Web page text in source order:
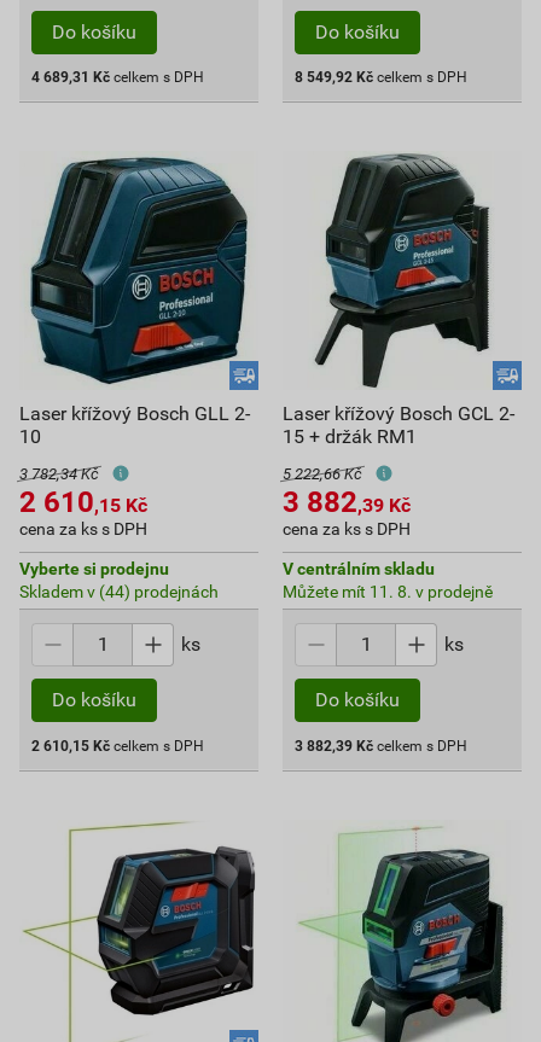
Do košíku
4 689,31 Kč celkem s DPH
Do košíku
8 549,92 Kč celkem s DPH
Laser křížový Bosch GLL 2-
10
3 782,34 Kč
2 610,15 Kč
cena za ks s DPH
Vyberte si prodejnu
Skladem v (44) prodejnách
ks
Do košíku
2 610,15 Kč celkem s DPH
Laser křížový Bosch GCL 2-
15 + držák RM1
5 222,66 Kč
3 882,39 Kč
cena za ks s DPH
V centrálním skladu
Můžete mít 11. 8. v prodejně
ks
Do košíku
3 882,39 Kč celkem s DPH